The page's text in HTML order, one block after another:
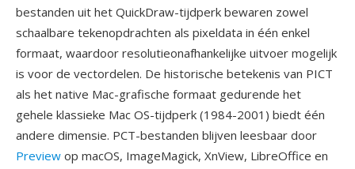
bestanden uit het QuickDraw-tijdperk bewaren zowel
schaalbare tekenopdrachten als pixeldata in één enkel
formaat, waardoor resolutieonafhankelijke uitvoer mogelijk
is voor de vectordelen. De historische betekenis van PICT
als het native Mac-grafische formaat gedurende het
gehele klassieke Mac OS-tijdperk (1984-2001) biedt één
andere dimensie. PCT-bestanden blijven leesbaar door
Preview op macOS, ImageMagick, XnView, LibreOffice en